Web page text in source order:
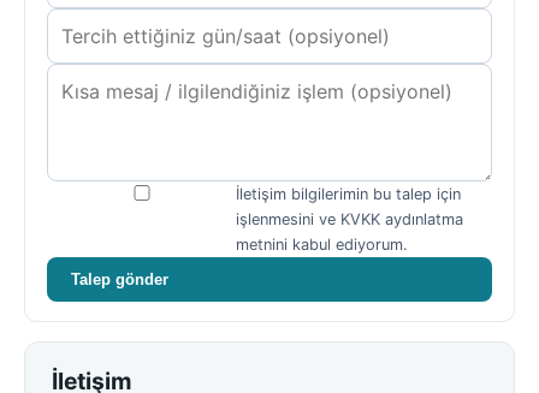
İletişim bilgilerimin bu talep için
işlenmesini ve KVKK aydınlatma
metnini kabul ediyorum.
Talep gönder
İletişim